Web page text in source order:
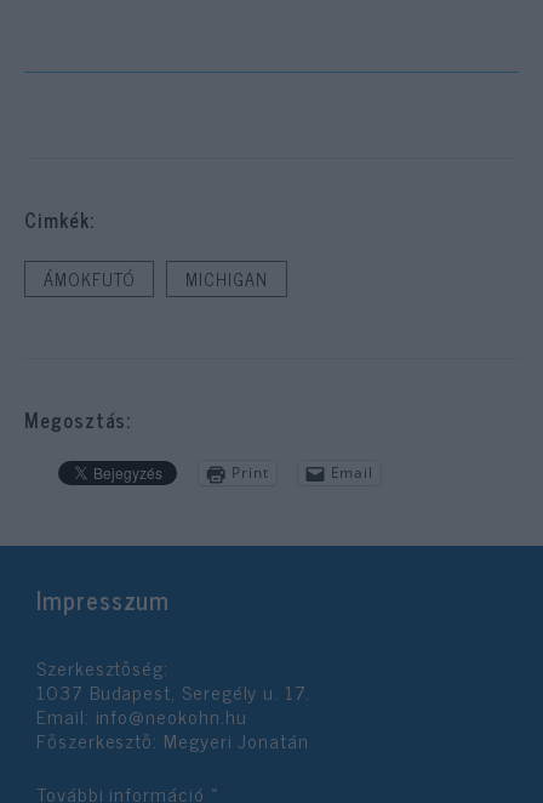
Cimkék:
ÁMOKFUTÓ MICHIGAN
Megosztás:
Print Email
Impresszum
Szerkesztőség:
1037 Budapest, Seregély u. 17.
Email: info@neokohn.hu
Főszerkesztő: Megyeri Jonatán
További információ »